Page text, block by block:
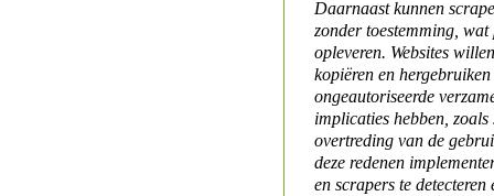
Daarnaast kunnen
zonder toestemming,
opleveren. Websites
kopiëren en
ongeautoriseerde
implicaties hebben,
overtreding van de
deze redenen
en scrapers te detecteren